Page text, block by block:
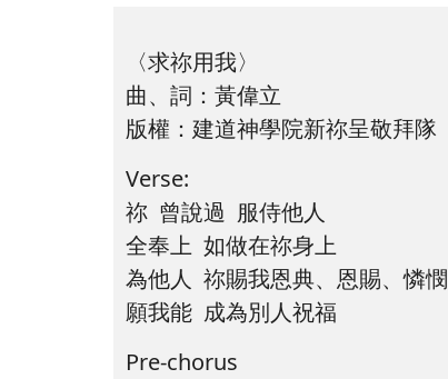
〈求祢用我〉
曲、詞：黃偉立
版權：建道神學院新祢呈敬拜隊
Verse:
祢 曾說過 服侍他人
全奉上 如做在祢身上
為他人 祢賜我恩典、恩賜、憐憫
願我能 成為別人祝福
Pre-chorus